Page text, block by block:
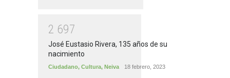
2 697
José Eustasio Rivera, 135 años de su
nacimiento
Ciudadano, Cultura, Neiva 18 febrero, 2023